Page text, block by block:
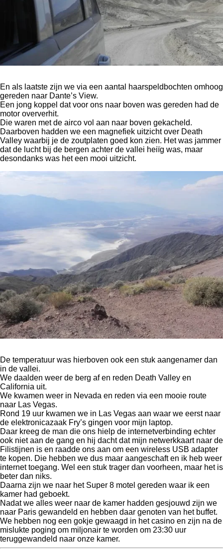
En als laatste zijn we via een aantal haarspeldbochten omhoog
gereden naar Dante’s View.
Een jong koppel dat voor ons naar boven was gereden had de
motor oververhit.
Die waren met de airco vol aan naar boven gekacheld.
Daarboven hadden we een magnefiek uitzicht over Death
Valley waarbij je de zoutplaten goed kon zien. Het was jammer
dat de lucht bij de bergen achter de vallei heiïg was, maar
desondanks was het een mooi uitzicht.
De temperatuur was hierboven ook een stuk aangenamer dan
in de vallei.
We daalden weer de berg af en reden Death Valley en
California uit.
We kwamen weer in Nevada en reden via een mooie route
naar Las Vegas.
Rond 19 uur kwamen we in Las Vegas aan waar we eerst naar
de elektronicazaak Fry’s gingen voor mijn laptop.
Daar kreeg de man die ons hielp de internetverbinding echter
ook niet aan de gang en hij dacht dat mijn netwerkkaart naar de
Filistijnen is en raadde ons aan om een wireless USB adapter
te kopen. Die hebben we dus maar aangeschaft en ik heb weer
internet toegang. Wel een stuk trager dan voorheen, maar het is
beter dan niks.
Daarna zijn we naar het Super 8 motel gereden waar ik een
kamer had geboekt.
Nadat we alles weer naar de kamer hadden gesjouwd zijn we
naar Paris gewandeld en hebben daar genoten van het buffet.
We hebben nog een gokje gewaagd in het casino en zijn na de
mislukte poging om miljonair te worden om 23:30 uur
teruggewandeld naar onze kamer.